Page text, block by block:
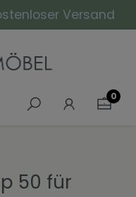
Versand
0
50 für